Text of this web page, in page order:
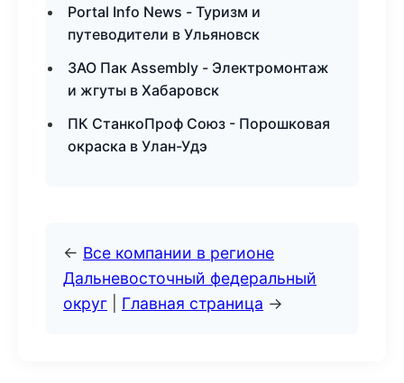
Portal Info News - Туризм и
путеводители в Ульяновск
ЗАО Пак Assembly - Электромонтаж
и жгуты в Хабаровск
ПК СтанкоПроф Союз - Порошковая
окраска в Улан-Удэ
← Все компании в регионе
Дальневосточный федеральный
округ
Главная страница →